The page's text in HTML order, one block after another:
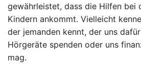
gewährleistet, dass die Hilfen bei
Kindern ankommt. Vielleicht
der jemanden kennt, der uns
Hörgeräte spenden oder uns
mag.